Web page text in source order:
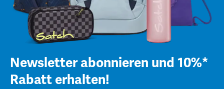
Newsletter abonnieren und 10%*
Rabatt erhalten!